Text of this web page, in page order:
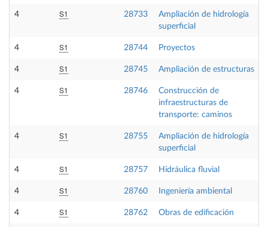
4 S1 28733
Ampliación de hidrología
superficial
4 S1 28744 Proyectos
4 S1 28745 Ampliación de estructuras
4 S1 28746
Construcción de
infraestructuras de
transporte: caminos
4 S1 28755
Ampliación de hidrología
superficial
4 S1 28757 Hidráulica fluvial
4 S1 28760 Ingeniería ambiental
4 S1 28762 Obras de edificación